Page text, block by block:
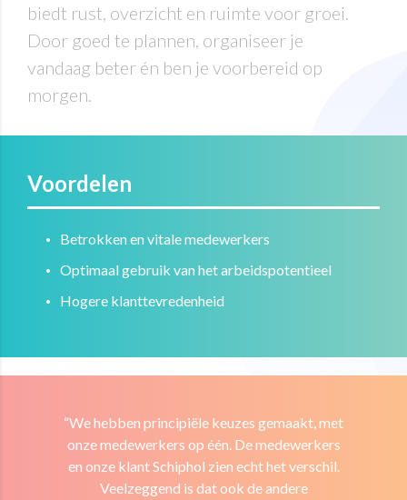
biedt rust, overzicht en ruimte voor groei.
Door goed te plannen, organiseer je
vandaag beter én ben je voorbereid op
morgen.
Voordelen
Betrokken en vitale medewerkers
Optimaal gebruik van het arbeidspotentieel
Hogere klanttevredenheid
“We hebben principiële keuzes gemaakt, met
onze medewerkers op één. De medewerkers
en onze klant Schiphol zien echt het verschil.
Veelzeggend is dat ook de andere